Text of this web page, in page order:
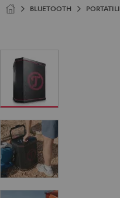
BLUETOOTH PORTATILI